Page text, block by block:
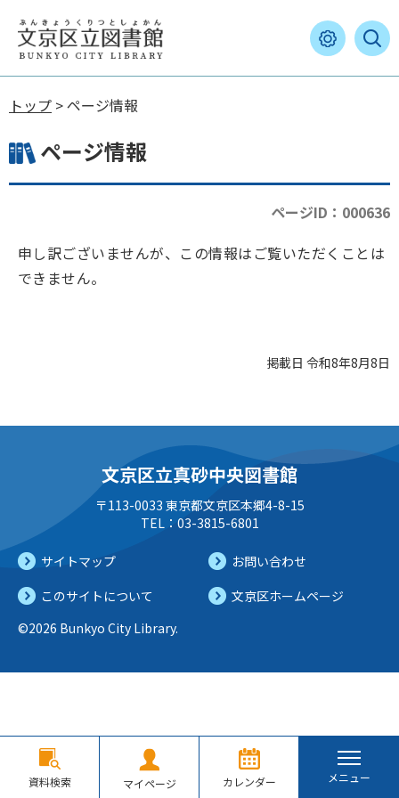
トップ > ページ情報
ページ情報
ページID：000636
申し訳ございませんが、この情報はご覧いただくことは
できません。
掲載日 令和8年8月8日
文京区立真砂中央図書館
〒113-0033 東京都文京区本郷4-8-15
TEL：03-3815-6801
サイトマップ
お問い合わせ
このサイトについて
文京区ホームページ
©2026 Bunkyo City Library.
資料検索 マイページ カレンダー メニュー